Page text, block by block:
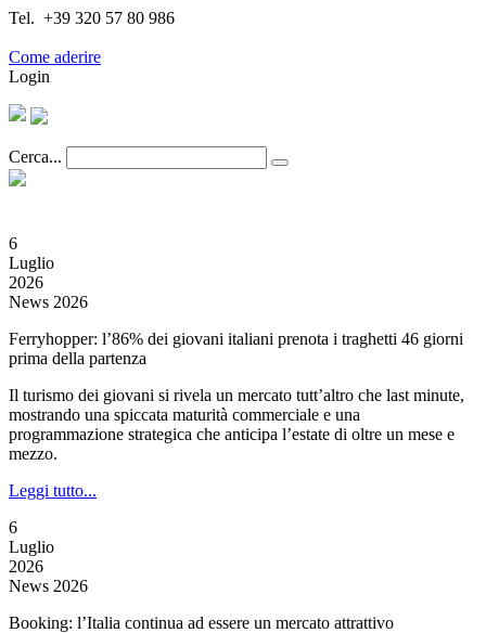
Tel. +39 320 57 80 986
Come aderire
Login
Cerca...
6
Luglio
2026
News 2026
Ferryhopper: l’86% dei giovani italiani prenota i traghetti 46 giorni
prima della partenza
Il turismo dei giovani si rivela un mercato tutt’altro che last minute,
mostrando una spiccata maturità commerciale e una
programmazione strategica che anticipa l’estate di oltre un mese e
mezzo.
Leggi tutto...
6
Luglio
2026
News 2026
Booking: l’Italia continua ad essere un mercato attrattivo